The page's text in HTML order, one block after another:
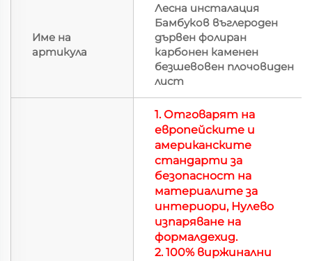
Име на
артикула
Лесна инсталация
Бамбуков въглероден
дървен фолиран
карбонен каменен
безшевовен плочовиден
лист
1. Отговарят на
европейските и
американските
стандарти за
безопасност на
материалите за
интериори, Нулево
изпаряване на
формалдехид.
2. 100% виржинални